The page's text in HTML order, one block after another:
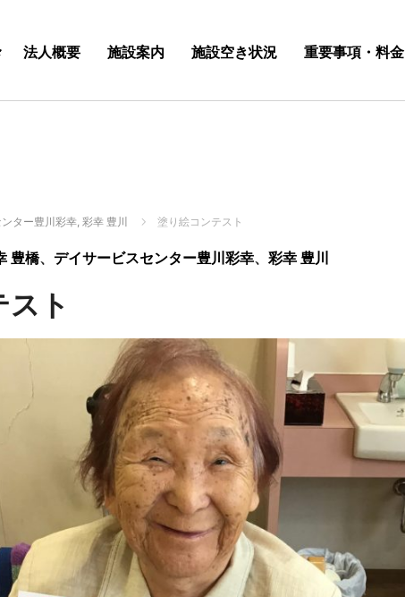
法人概要 施設案内 施設空き状況 重要事項・料金
ター豊川彩幸, 彩幸 豊川 塗り絵コンテスト
豊橋、 デイサービスセンター豊川彩幸、 彩幸 豊川
ト